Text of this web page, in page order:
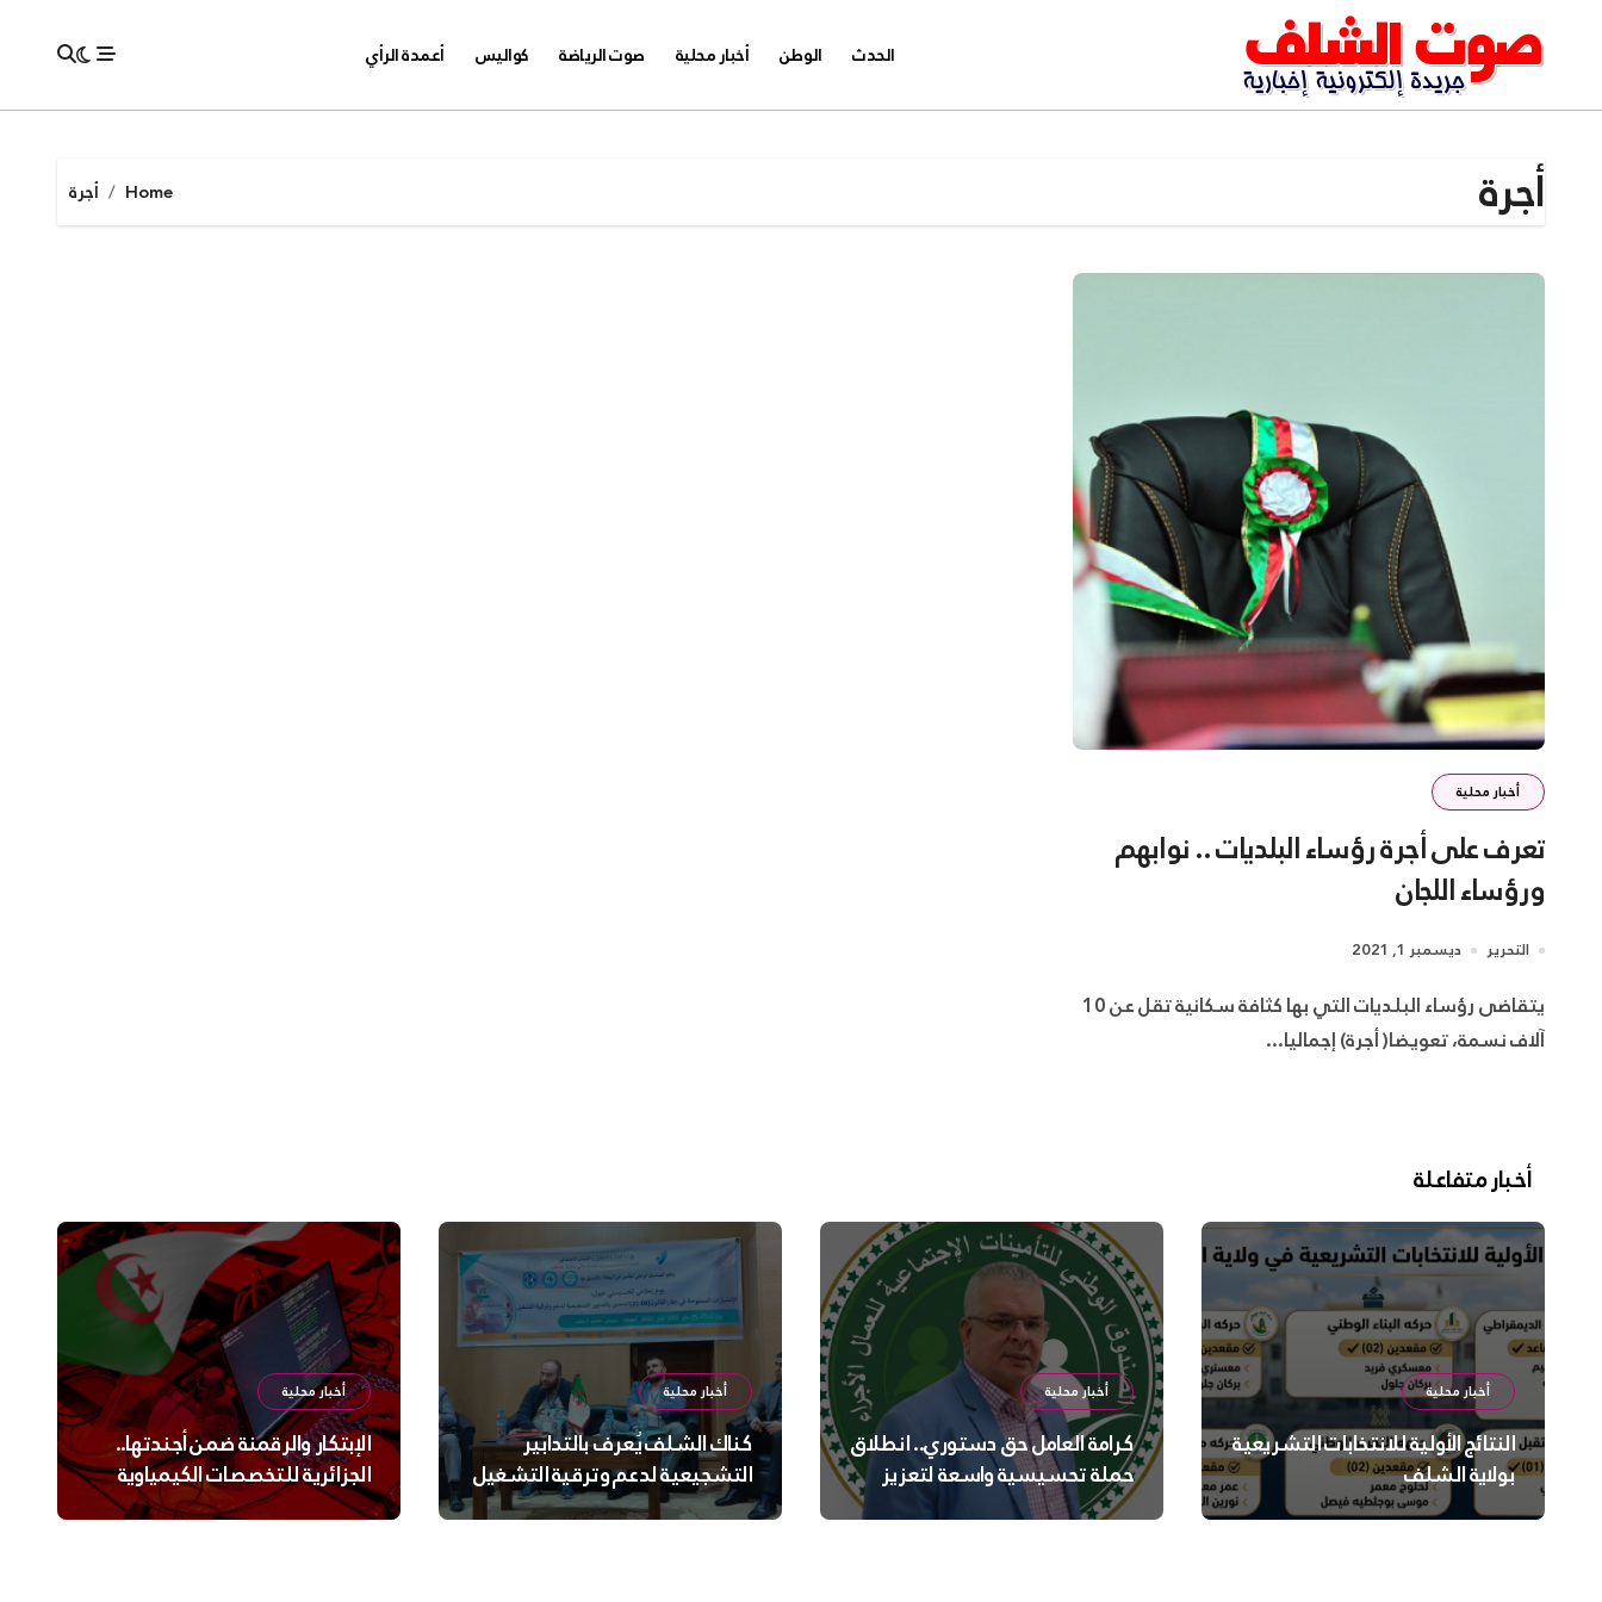
content
الحدث الوطن أخبار محلية صوت الرياضة كواليس أعمدة الرأي
أجرة Home أجرة
أخبار محلية
تعرف على أجرة رؤساء البلديات .. نوابهم
ورؤساء اللجان
التحرير ديسمبر 1, 2021
يتقاضى رؤساء البلديات التي بها كثافة سكانية تقل عن 10
آلاف نسمة، تعويضا( أجرة) إجماليا...
أخبار متفاعلة
أخبار محلية
النتائج الأولية للانتخابات التشريعية
بولاية الشلف
أخبار محلية
كرامة العامل حق دستوري.. انطلاق
حملة تحسيسية واسعة لتعزيز
السلامة الجسدية والنفسية
أخبار محلية
كناك الشلف يُعرف بالتدابير
التشجيعية لدعم وترقية التشغيل
أخبار محلية
الإبتكار والرقمنة ضمن أجندتها..
الجزائرية للتخصصات الكيمياوية
ترعى تحدي الإبتكار الجزائري